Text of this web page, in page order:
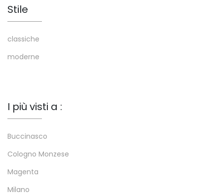
Stile
classiche
moderne
I più visti a :
Buccinasco
Cologno Monzese
Magenta
Milano